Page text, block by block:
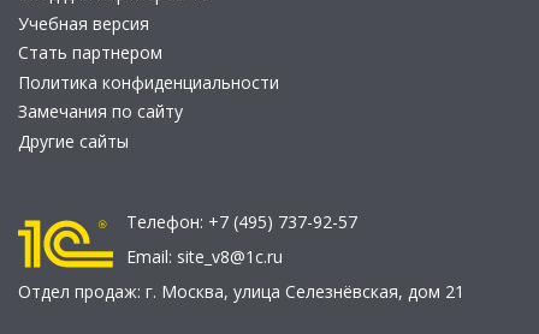
Учебная версия
Стать партнером
Политика конфиденциальности
Замечания по сайту
Другие сайты
Телефон: +7 (495) 737-92-57
Email: site_v8@1c.ru
Отдел продаж: г. Москва, улица Селезнёвская, дом 21